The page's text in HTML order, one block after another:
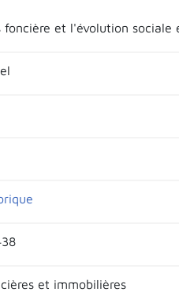
foncière et l'évolution sociale
et immobilières